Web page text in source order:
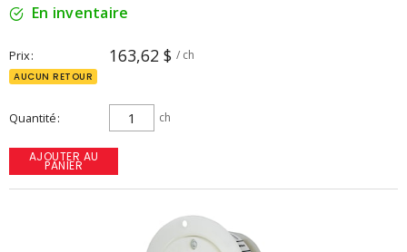
En inventaire
Prix 163,62 $ / ch
AUCUN RETOUR
Quantité ch
AJOUTER AU
PANIER